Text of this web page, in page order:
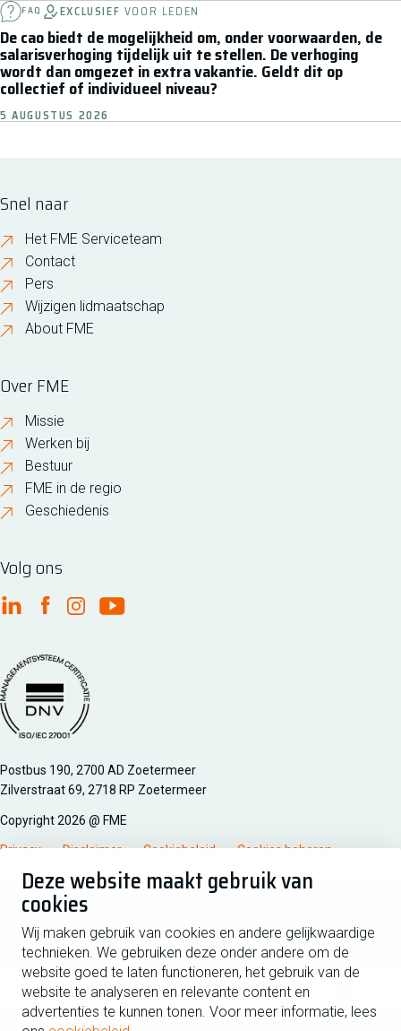
Deze website maakt gebruik van
cookies
Wij maken gebruik van cookies en andere gelijkwaardige
technieken. We gebruiken deze onder andere om de
website goed te laten functioneren, het gebruik van de
website te analyseren en relevante content en
advertenties te kunnen tonen. Voor meer informatie, lees
FAQ EXCLUSIEF VOOR LEDEN
De cao biedt de mogelijkheid om, onder voorwaarden, de
salarisverhoging tijdelijk uit te stellen. De verhoging
wordt dan omgezet in extra vakantie. Geldt dit op
collectief of individueel niveau?
5 AUGUSTUS 2026
Snel naar
Het FME Serviceteam
Contact
Pers
Wijzigen lidmaatschap
About FME
Over FME
Missie
Werken bij
Bestuur
FME in de regio
Geschiedenis
Volg ons
FME Linkedin
FME Facebook
FME Instagram
FME Youtube
Managementsyteem certificatie DNV iso/iec 27001
Postbus 190, 2700 AD Zoetermeer
Zilverstraat 69, 2718 RP Zoetermeer
Copyright 2026 @ FME
Privacy Disclaimer Cookiebeleid Cookies beheren
Schrijf je in voor de nieuwsbrief
Voornaam
Achternaam